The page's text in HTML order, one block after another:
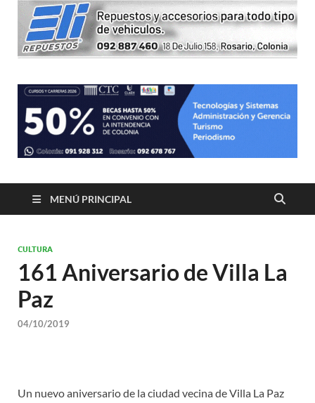
MENÚ PRINCIPAL
CULTURA
161 Aniversario de Villa La
Paz
04/10/2019
Un nuevo aniversario de la ciudad vecina de Villa La Paz